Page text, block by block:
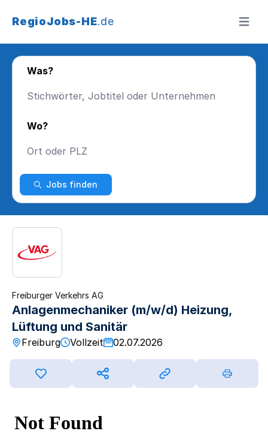
RegioJobs-HE.de Menü
Was?
Wo?
Jobs finden
Freiburger Verkehrs AG
Anlagenmechaniker (m/w/d) Heizung,
Lüftung und Sanitär
Freiburg Vollzeit 02.07.2026